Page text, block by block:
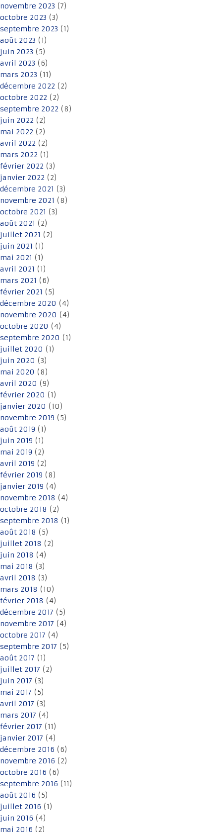
novembre 2023 (7)
octobre 2023 (3)
septembre 2023 (1)
août 2023 (1)
juin 2023 (5)
avril 2023 (6)
mars 2023 (11)
décembre 2022 (2)
octobre 2022 (2)
septembre 2022 (8)
juin 2022 (2)
mai 2022 (2)
avril 2022 (2)
mars 2022 (1)
février 2022 (3)
janvier 2022 (2)
décembre 2021 (3)
novembre 2021 (8)
octobre 2021 (3)
août 2021 (2)
juillet 2021 (2)
juin 2021 (1)
mai 2021 (1)
avril 2021 (1)
mars 2021 (6)
février 2021 (5)
décembre 2020 (4)
novembre 2020 (4)
octobre 2020 (4)
septembre 2020 (1)
juillet 2020 (1)
juin 2020 (3)
mai 2020 (8)
avril 2020 (9)
février 2020 (1)
janvier 2020 (10)
novembre 2019 (5)
août 2019 (1)
juin 2019 (1)
mai 2019 (2)
avril 2019 (2)
février 2019 (8)
janvier 2019 (4)
novembre 2018 (4)
octobre 2018 (2)
septembre 2018 (1)
août 2018 (5)
juillet 2018 (2)
juin 2018 (4)
mai 2018 (3)
avril 2018 (3)
mars 2018 (10)
février 2018 (4)
décembre 2017 (5)
novembre 2017 (4)
octobre 2017 (4)
septembre 2017 (5)
août 2017 (1)
juillet 2017 (2)
juin 2017 (3)
mai 2017 (5)
avril 2017 (3)
mars 2017 (4)
février 2017 (11)
janvier 2017 (4)
décembre 2016 (6)
novembre 2016 (2)
octobre 2016 (6)
septembre 2016 (11)
août 2016 (5)
juillet 2016 (1)
juin 2016 (4)
mai 2016 (2)